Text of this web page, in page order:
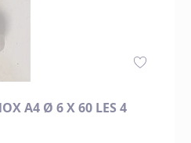
A4 Ø 6 X 60 LES 4